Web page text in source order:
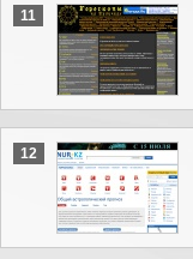
11
12